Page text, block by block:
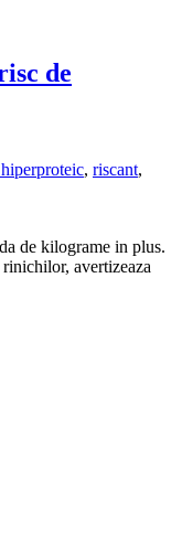
de
, riscant,
de kilograme in plus.
rinichilor, avertizeaza